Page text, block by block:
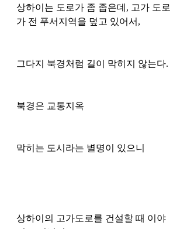
상하이는 도로가 좀 좁은데, 고가 도로
가 전 푸서지역을 덮고 있어서,
그다지 북경처럼 길이 막히지 않는다.
북경은 교통지옥
막히는 도시라는 별명이 있으니
상하이의 고가도로를 건설할 때 이야